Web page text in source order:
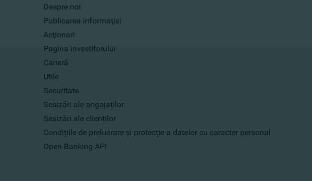
Despre noi
Publicarea informaţiei
Acţionari
Pagina investitorului
Carieră
Utile
Securitate
Sesizări ale angajaților
Sesizări ale clienților
Condițiile de prelucrare și protecție a datelor cu caracter personal
Open Banking API